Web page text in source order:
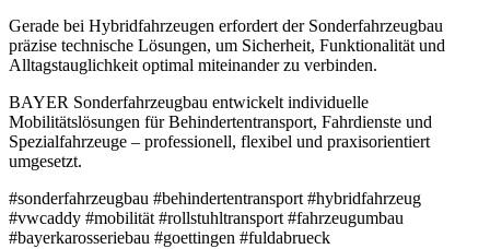
Gerade bei Hybridfahrzeugen erfordert der Sonderfahrzeugbau
präzise technische Lösungen, um Sicherheit, Funktionalität und
Alltagstauglichkeit optimal miteinander zu verbinden.
BAYER Sonderfahrzeugbau entwickelt individuelle
Mobilitätslösungen für Behindertentransport, Fahrdienste und
Spezialfahrzeuge – professionell, flexibel und praxisorientiert
umgesetzt.
#sonderfahrzeugbau #behindertentransport #hybridfahrzeug
#vwcaddy #mobilität #rollstuhltransport #fahrzeugumbau
#bayerkarosseriebau #goettingen #fuldabrueck